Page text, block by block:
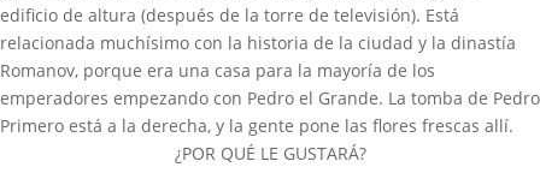
edificio de altura (después de la torre de televisión). Está
relacionada muchísimo con la historia de la ciudad y la dinastía
Romanov, porque era una casa para la mayoría de los
emperadores empezando con Pedro el Grande. La tomba de Pedro
Primero está a la derecha, y la gente pone las flores frescas allí.
¿POR QUÉ LE GUSTARÁ?